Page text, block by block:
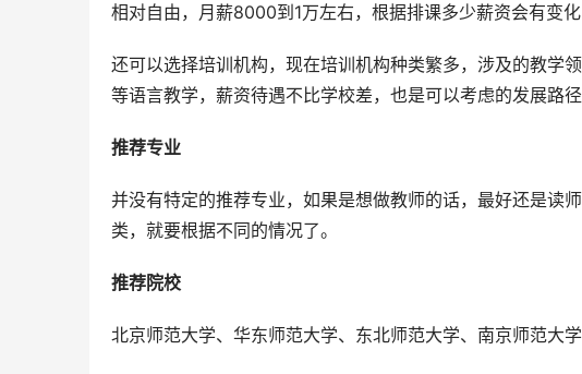
相对自由，月薪8000到1万左右，根据排课多少薪资会有变化
还可以选择培训机构，现在培训机构种类繁多，涉及的教学
等语言教学，薪资待遇不比学校差，也是可以考虑的发展路径
推荐专业
并没有特定的推荐专业，如果是想做教师的话，最好还是读
类，就要根据不同的情况了。
推荐院校
北京师范大学、华东师范大学、东北师范大学、南京师范大